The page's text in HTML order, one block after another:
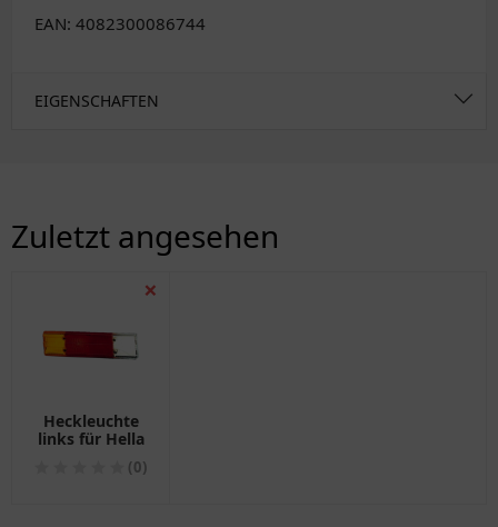
EAN: 4082300086744
EIGENSCHAFTEN
Zuletzt angesehen
❌
Heckleuchte
links für Hella
(0)